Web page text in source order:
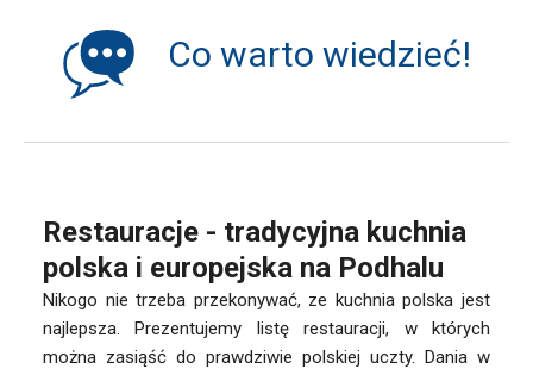
Co warto wiedzieć!
Restauracje - tradycyjna kuchnia
polska i europejska na Podhalu
Nikogo nie trzeba przekonywać, ze kuchnia polska jest
najlepsza. Prezentujemy listę restauracji, w których
można zasiąść do prawdziwie polskiej uczty. Dania w